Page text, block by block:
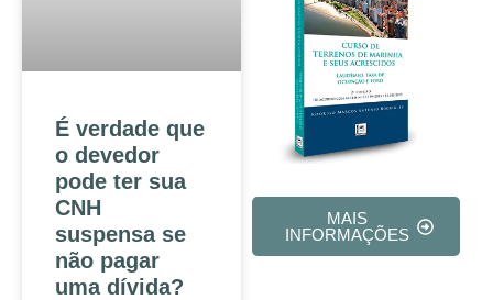
É verdade que
o devedor
pode ter sua
CNH
suspensa se
não pagar
uma dívida?
MAIS
INFORMAÇÕES